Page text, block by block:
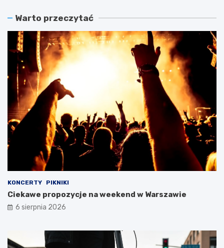
Warto przeczytać
KONCERTY PIKNIKI
Ciekawe propozycje na weekend w Warszawie
6 sierpnia 2026